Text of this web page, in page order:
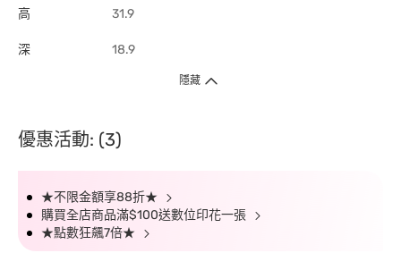
高 31.9
深 18.9
隱藏
優惠活動: (3)
★不限金額享88折★
購買全店商品滿$100送數位印花一張
★點數狂飆7倍★